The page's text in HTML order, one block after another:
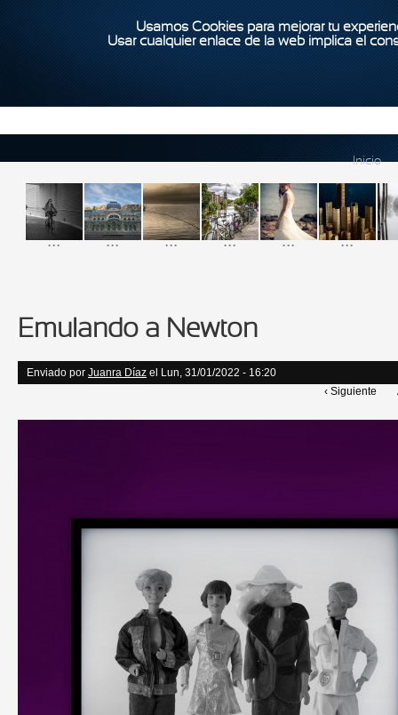
Usamos Cookies para mejorar tu
Usar cualquier enlace de la web implica el
Inicio
... ... ... ... ... ...
Emulando a Newton
Enviado por Juanra Díaz el Lun, 31/01/2022 - 16:20
‹ Siguiente